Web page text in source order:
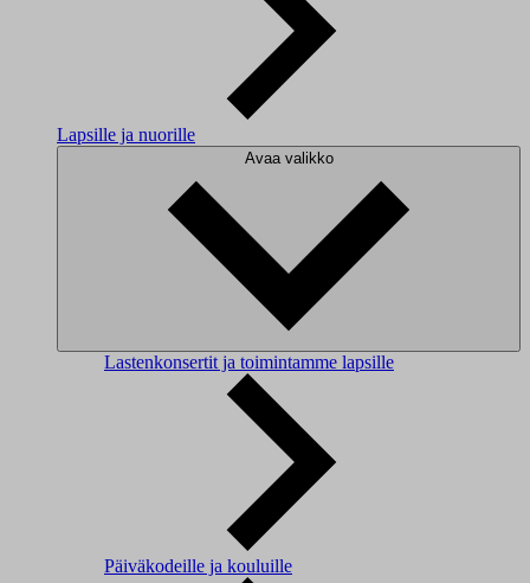
Lapsille ja nuorille
Avaa valikko
Lastenkonsertit ja toimintamme lapsille
Päiväkodeille ja kouluille